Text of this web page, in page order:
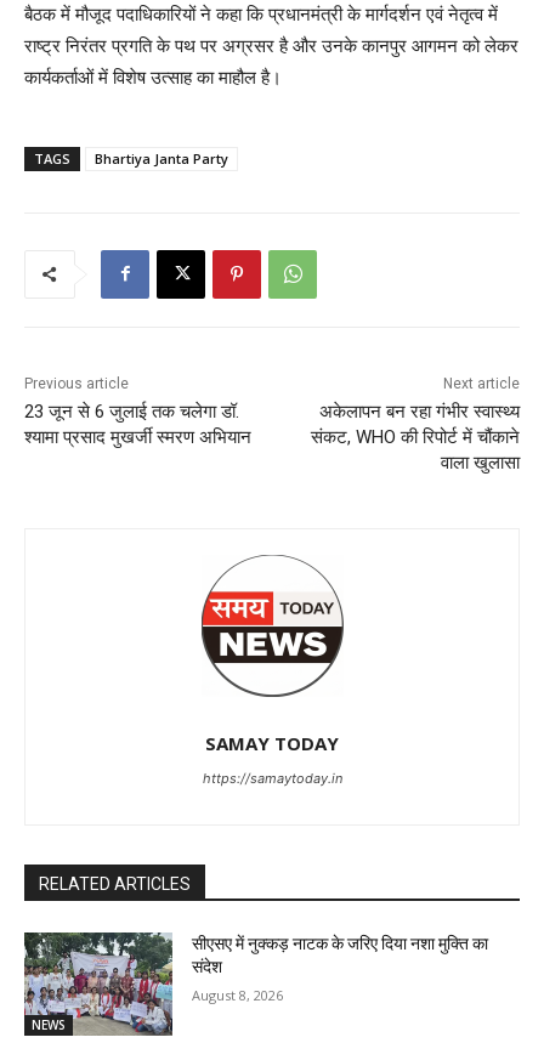
बैठक में मौजूद पदाधिकारियों ने कहा कि प्रधानमंत्री के मार्गदर्शन एवं नेतृत्व में
राष्ट्र निरंतर प्रगति के पथ पर अग्रसर है और उनके कानपुर आगमन को लेकर
कार्यकर्ताओं में विशेष उत्साह का माहौल है।
TAGS Bhartiya Janta Party
Previous article
23 जून से 6 जुलाई तक चलेगा डॉ.
श्यामा प्रसाद मुखर्जी स्मरण अभियान
Next article
अकेलापन बन रहा गंभीर स्वास्थ्य
संकट, WHO की रिपोर्ट में चौंकाने
वाला खुलासा
SAMAY TODAY
https://samaytoday.in
RELATED ARTICLES
NEWS
सीएसए में नुक्कड़ नाटक के जरिए दिया नशा मुक्ति का
संदेश
August 8, 2026